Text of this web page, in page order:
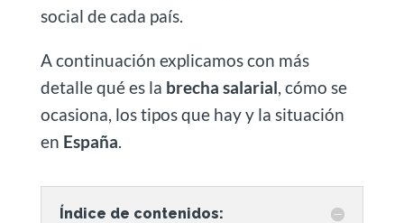
social de cada país.
A continuación explicamos con más
detalle qué es la brecha salarial , cómo se
ocasiona, los tipos que hay y la situación
en España
Índice de contenidos: